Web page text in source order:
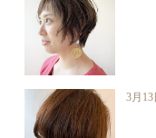
3月13